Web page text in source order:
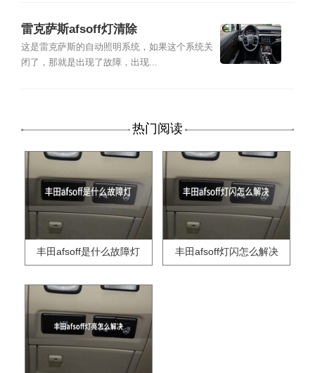
雷克萨斯afsoff灯清除
这是雷克萨斯的自动照明系统，如果这个系统关
闭了，那就是出现了故障，出现...
热门阅读
丰田afsoff是什么故障灯 丰田afsoff灯闪怎么解决